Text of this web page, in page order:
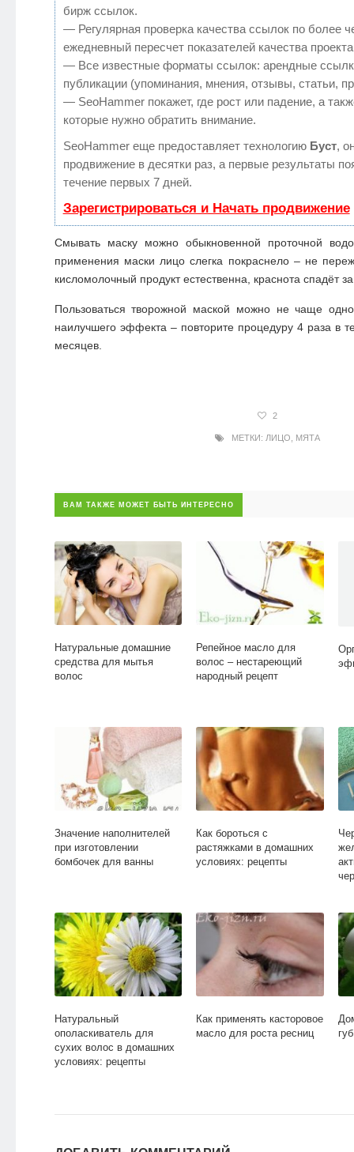
бирж ссылок.
— Регулярная проверка качества ссылок по более
ежедневный пересчет показателей качества
— Все известные форматы ссылок: арендные
публикации (упоминания, мнения, отзывы, статьи,
— SeoHammer покажет, где рост или падение, а
которые нужно обратить внимание.
SeoHammer еще предоставляет технологию Буст,
продвижение в десятки раз, а первые результаты
течение первых 7 дней.
Зарегистрироваться и Начать продвижение
Смывать маску можно обыкновенной проточной
применения маски лицо слегка покраснело – не
кисломолочный продукт естественна, краснота спадёт
Пользоваться творожной маской можно не чаще
наилучшего эффекта – повторите процедуру 4 раза в
месяцев.
2
МЕТКИ: ЛИЦО МЯТА
ВАМ ТАКЖЕ МОЖЕТ БЫТЬ ИНТЕРЕСНО
Натуральные домашние
средства для мытья
волос
Репейное масло для
волос – нестареющий
народный рецепт
Значение наполнителей
при изготовлении
бомбочек для ванны
Как бороться с
растяжками в домашних
условиях: рецепты
Натуральный
ополаскиватель для
сухих волос в домашних
условиях: рецепты
Как применять касторовое
масло для роста ресниц